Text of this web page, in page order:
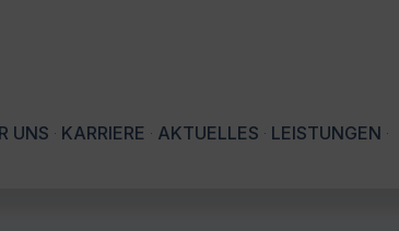
UNS KARRIERE AKTUELLES LEISTUNGEN